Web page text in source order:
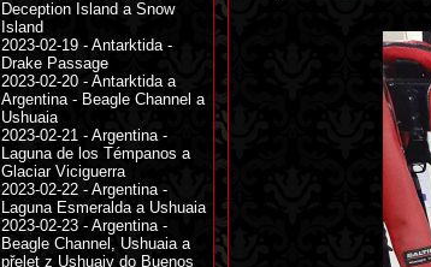
Deception Island a Snow
Island
2023-02-19 - Antarktida -
Drake Passage
2023-02-20 - Antarktida a
Argentina - Beagle Channel a
Ushuaia
2023-02-21 - Argentina -
Laguna de los Témpanos a
Glaciar Viciguerra
2023-02-22 - Argentina -
Laguna Esmeralda a Ushuaia
2023-02-23 - Argentina -
Beagle Channel, Ushuaia a
přelet z Ushuaiy do Buenos